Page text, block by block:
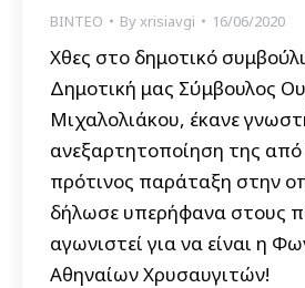
ΒΙΝΤΕΟ Byxrisiavgi 16/06/2020
Χθες στο δημοτικό
Δημοτική μας Σύμβουλος
Μιχαλολιάκου, έκανε
ανεξαρτητοποίηση της από
πρότινος παράταξη στην
δήλωσε υπερήφανα στους
αγωνιστεί για να είναι η
Αθηναίων Χρυσαυγιτών!